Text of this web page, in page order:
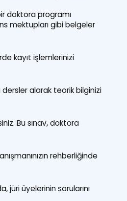
doktora programı
mektupları gibi belgeler
kayıt işlemlerinizi
dersler alarak teorik bilginizi
Bu sınav, doktora
rehberliğinde
jüri üyelerinin sorularını